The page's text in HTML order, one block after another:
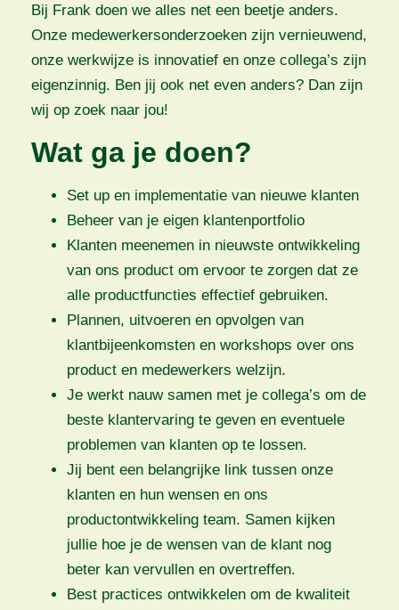
Bij Frank doen we alles net een beetje anders.
Onze medewerkersonderzoeken zijn vernieuwend,
onze werkwijze is innovatief en onze collega’s zijn
eigenzinnig. Ben jij ook net even anders? Dan zijn
wij op zoek naar jou!
Wat ga je doen?
Set up en implementatie van nieuwe klanten
Beheer van je eigen klantenportfolio
Klanten meenemen in nieuwste ontwikkeling
van ons product om ervoor te zorgen dat ze
alle productfuncties effectief gebruiken.
Plannen, uitvoeren en opvolgen van
klantbijeenkomsten en workshops over ons
product en medewerkers welzijn.
Je werkt nauw samen met je collega’s om de
beste klantervaring te geven en eventuele
problemen van klanten op te lossen.
Jij bent een belangrijke link tussen onze
klanten en hun wensen en ons
productontwikkeling team. Samen kijken
jullie hoe je de wensen van de klant nog
beter kan vervullen en overtreffen.
Best practices ontwikkelen om de kwaliteit